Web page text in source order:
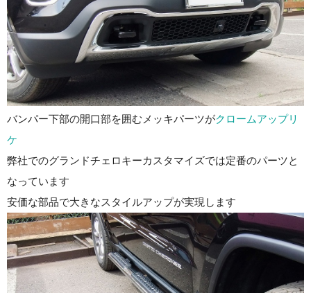
バンパー下部の開口部を囲むメッキパーツがクロームアップリ
ケ
弊社でのグランドチェロキーカスタマイズでは定番のパーツと
なっています
安価な部品で大きなスタイルアップが実現します